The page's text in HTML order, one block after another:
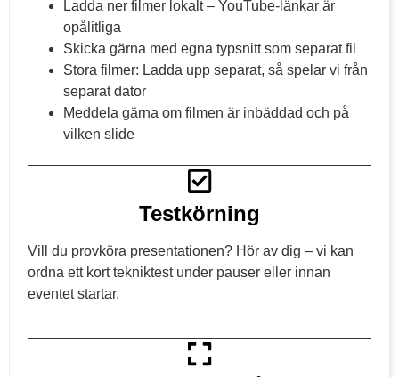
Ladda ner filmer lokalt – YouTube-länkar är
opålitliga
Skicka gärna med egna typsnitt som separat fil
Stora filmer: Ladda upp separat, så spelar vi från
separat dator
Meddela gärna om filmen är inbäddad och på
vilken slide
Testkörning
Vill du provköra presentationen? Hör av dig – vi kan
ordna ett kort tekniktest under pauser eller innan
eventet startar.